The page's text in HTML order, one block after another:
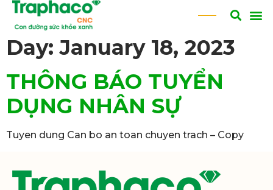
Day:January 18, 2023
THÔNG BÁO TUYỂN
DỤNG NHÂN SỰ
Tuyen dung Can bo an toan chuyen trach – Copy